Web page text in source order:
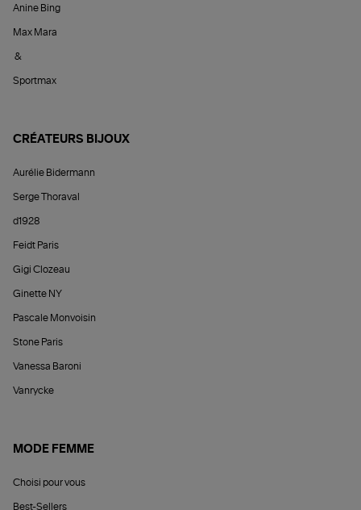
Anine Bing
Max Mara
&
Sportmax
CRÉATEURS BIJOUX
Aurélie Bidermann
Serge Thoraval
d1928
Feidt Paris
Gigi Clozeau
Ginette NY
Pascale Monvoisin
Stone Paris
Vanessa Baroni
Vanrycke
MODE FEMME
Choisi pour vous
Best-Sellers